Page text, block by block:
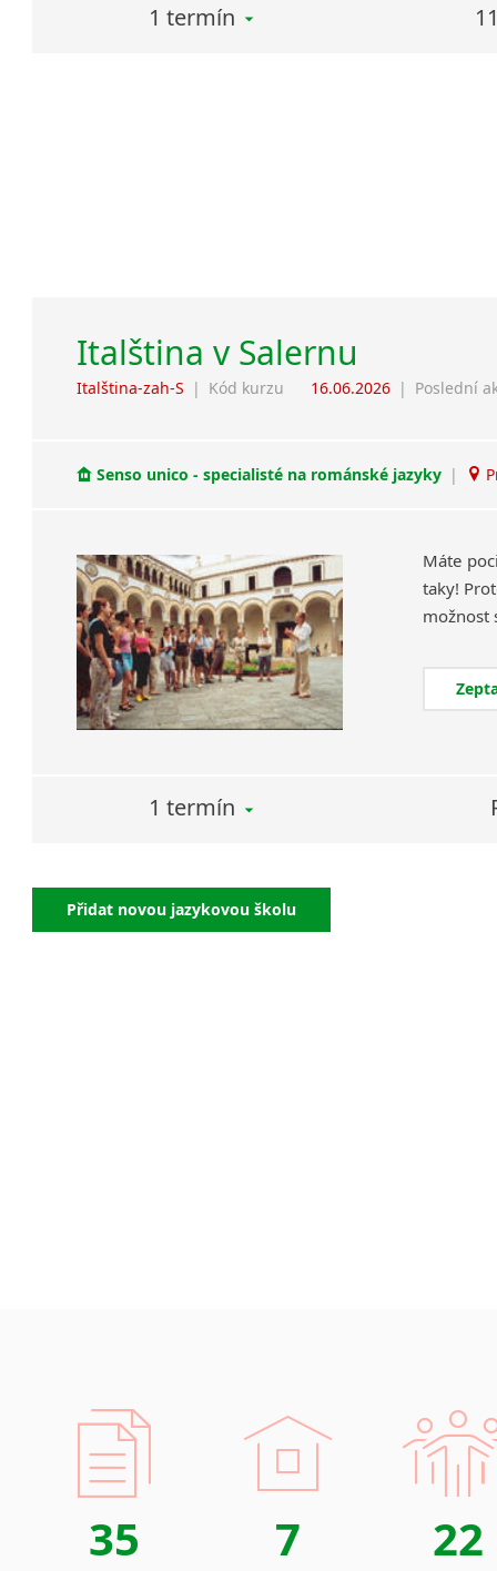
1 termín
Italština v Salernu
Italština-zah-S | Kód kurzu 16.06.2026 | Poslední
Senso unico - specialisté na románské jazyky |
Máte
taky!
1 termín
Přidat novou jazykovou školu
35 7 22